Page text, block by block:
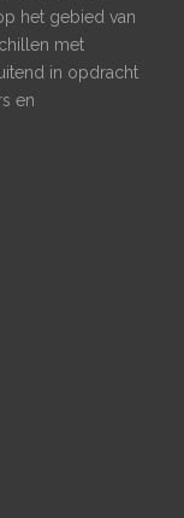
het gebied van
met
in opdracht
en